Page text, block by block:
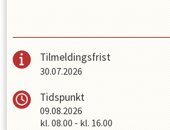
Tilmeldingsfrist
30.07.2026
Tidspunkt
09.08.2026
kl. 08.00 - kl. 16.00